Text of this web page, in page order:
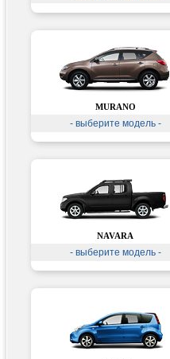
MURANO
- выберите модель -
NAVARA
- выберите модель -